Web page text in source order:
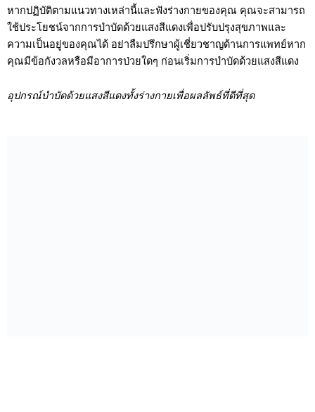
หากปฏิบัติตามแนวทางเหล่านี้และฟังร่างกายของคุณ คุณจะสามารถ
ใช้ประโยชน์จากการบำบัดด้วยแสงสีแดงเพื่อปรับปรุงสุขภาพและ
ความเป็นอยู่ของคุณได้ อย่าลืมปรึกษาผู้เชี่ยวชาญด้านการแพทย์หาก
คุณมีข้อกังวลหรือมีอาการป่วยใดๆ ก่อนเริ่มการบำบัดด้วยแสงสีแดง
อุปกรณ์บำบัดด้วยแสงสีแดงทั้งร่างกายเพื่อผลลัพธ์ที่ดีที่สุด